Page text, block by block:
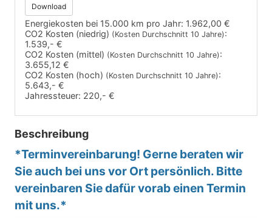
Download
Energiekosten bei 15.000 km pro Jahr: 1.962,00 €
CO2 Kosten (niedrig) (Kosten Durchschnitt 10 Jahre):
1.539,- €
CO2 Kosten (mittel) (Kosten Durchschnitt 10 Jahre):
3.655,12 €
CO2 Kosten (hoch) (Kosten Durchschnitt 10 Jahre):
5.643,- €
Jahressteuer: 220,- €
Beschreibung
*Terminvereinbarung! Gerne beraten wir
Sie auch bei uns vor Ort persönlich. Bitte
vereinbaren Sie dafür vorab einen Termin
mit uns.*